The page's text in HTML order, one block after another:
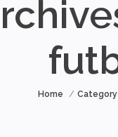
You are here:
Home